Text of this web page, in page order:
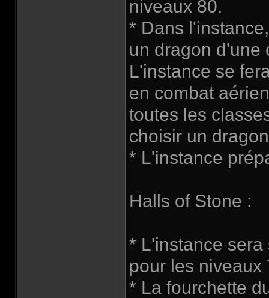
niveaux 80.
* Dans
un dragon d'une
L'instance se
en combat
toutes les
choisir un
* L'instance
Halls of Stone :
* L'instance
pour les niveaux
* La fourchette